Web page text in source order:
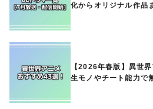
化からオリジナル作品
【2026年春版】異世
生モノやチート能力で